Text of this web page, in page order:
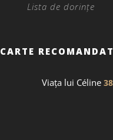
Lista de dorințe
CARTE
Viața lui Céline